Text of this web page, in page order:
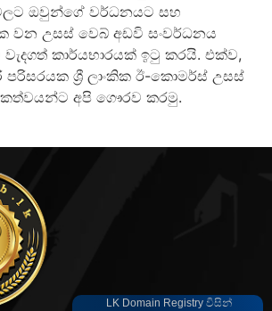
ඔවුන්ගේ වර්ධනයට සහ
වන උසස් වෙබ් අඩවි සංවර්ධනය
කාර්යභාරයක් ඉටු කරයි. එක්ව,
ශ්‍රී ලාංකික ඊ-කොමර්ස් උසස්
අපි ගෞරව කරමු.
LK Domain Registry විසින්